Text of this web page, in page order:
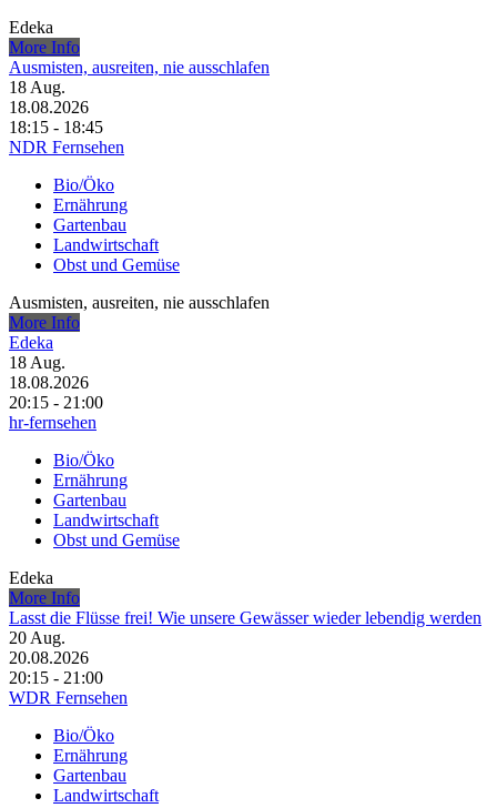
Edeka
More Info
Ausmisten, ausreiten, nie ausschlafen
18 Aug.
18.08.2026
18:15 - 18:45
NDR Fernsehen
Bio/Öko
Ernährung
Gartenbau
Landwirtschaft
Obst und Gemüse
Ausmisten, ausreiten, nie ausschlafen
More Info
Edeka
18 Aug.
18.08.2026
20:15 - 21:00
hr-fernsehen
Bio/Öko
Ernährung
Gartenbau
Landwirtschaft
Obst und Gemüse
Edeka
More Info
Lasst die Flüsse frei! Wie unsere Gewässer wieder lebendig werden
20 Aug.
20.08.2026
20:15 - 21:00
WDR Fernsehen
Bio/Öko
Ernährung
Gartenbau
Landwirtschaft